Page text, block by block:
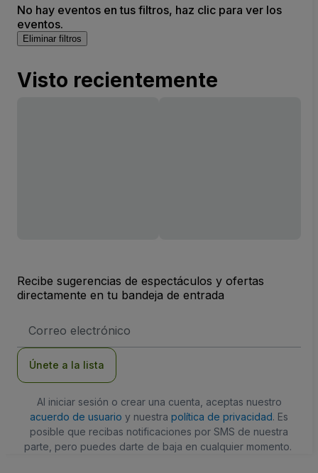
No hay eventos en tus filtros, haz clic para ver los
eventos.
Eliminar filtros
Visto recientemente
Recibe sugerencias de espectáculos y ofertas
directamente en tu bandeja de entrada
de
Únete a la lista
Al iniciar sesión o crear una cuenta, aceptas nuestro
acuerdo de usuario y nuestra política de privacidad. Es
posible que recibas notificaciones por SMS de nuestra
parte, pero puedes darte de baja en cualquier momento.